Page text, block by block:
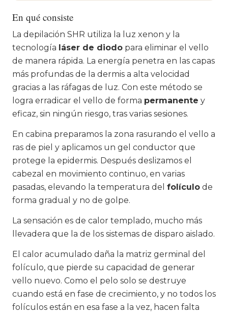
En qué consiste
La depilación SHR utiliza la luz xenon y la
tecnología láser de diodo para eliminar el vello
de manera rápida. La energía penetra en las capas
más profundas de la dermis a alta velocidad
gracias a las ráfagas de luz. Con este método se
logra erradicar el vello de forma permanente y
eficaz, sin ningún riesgo, tras varias sesiones.
En cabina preparamos la zona rasurando el vello a
ras de piel y aplicamos un gel conductor que
protege la epidermis. Después deslizamos el
cabezal en movimiento continuo, en varias
pasadas, elevando la temperatura del folículo de
forma gradual y no de golpe.
La sensación es de calor templado, mucho más
llevadera que la de los sistemas de disparo aislado.
El calor acumulado daña la matriz germinal del
folículo, que pierde su capacidad de generar
vello nuevo. Como el pelo solo se destruye
cuando está en fase de crecimiento, y no todos los
folículos están en esa fase a la vez, hacen falta